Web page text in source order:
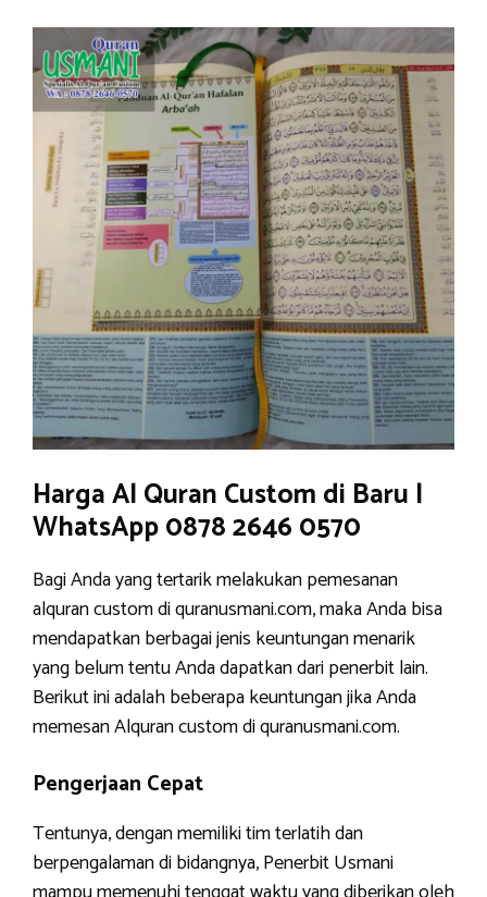
Harga Al Quran Custom di Baru |
WhatsApp 0878 2646 0570
Bagi Anda yang tertarik melakukan pemesanan
alquran custom di quranusmani.com, maka Anda bisa
mendapatkan berbagai jenis keuntungan menarik
yang belum tentu Anda dapatkan dari penerbit lain.
Berikut ini adalah beberapa keuntungan jika Anda
memesan Alquran custom di quranusmani.com.
Pengerjaan Cepat
Tentunya, dengan memiliki tim terlatih dan
berpengalaman di bidangnya, Penerbit Usmani